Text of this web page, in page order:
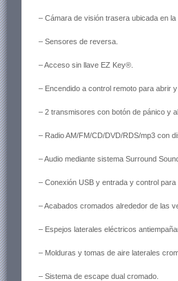
– Cámara de visión trasera ubicada en la
– Sensores de reversa.
– Acceso sin llave EZ Key®.
– Encendido a control remoto para abrir
– 2 transmisores con botón de pánico y
– Radio AM/FM/CD/DVD/RDS/mp3 con
– Audio mediante sistema Surround
– Conexión USB y entrada y control para
– Acabados cromados alrededor de las
– Espejos laterales eléctricos
– Molduras y tomas de aire laterales
– Sistema de escape dual cromado.